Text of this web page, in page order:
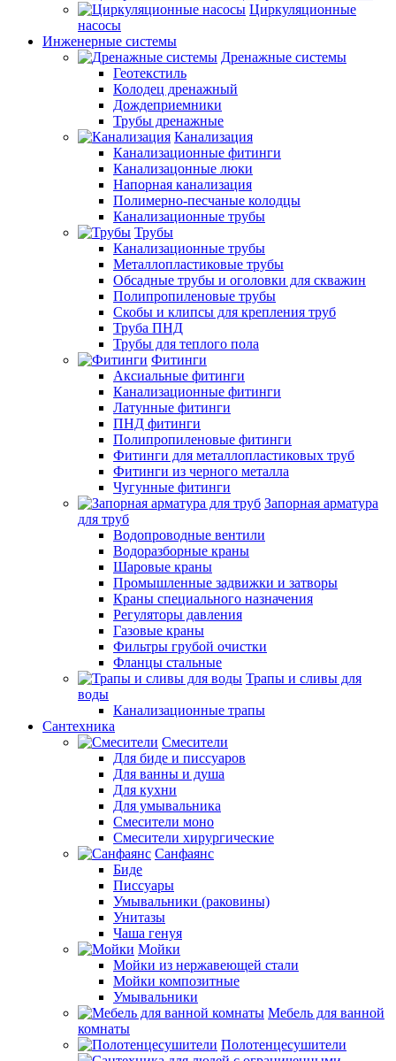
Циркуляционные
насосы
Инженерные системы
Дренажные системы
Геотекстиль
Колодец дренажный
Дождеприемники
Трубы дренажные
Канализация
Канализационные фитинги
Канализацонные люки
Напорная канализация
Полимерно-песчаные колодцы
Канализационные трубы
Трубы
Канализационные трубы
Металлопластиковые трубы
Обсадные трубы и оголовки для скважин
Полипропиленовые трубы
Скобы и клипсы для крепления труб
Труба ПНД
Трубы для теплого пола
Фитинги
Аксиальные фитинги
Канализационные фитинги
Латунные фитинги
ПНД фитинги
Полипропиленовые фитинги
Фитинги для металлопластиковых труб
Фитинги из черного металла
Чугунные фитинги
Запорная арматура
для труб
Водопроводные вентили
Водоразборные краны
Шаровые краны
Промышленные задвижки и затворы
Краны специального назначения
Регуляторы давления
Газовые краны
Фильтры грубой очистки
Фланцы стальные
Трапы и сливы для
воды
Канализационные трапы
Сантехника
Смесители
Для биде и писсуаров
Для ванны и душа
Для кухни
Для умывальника
Смесители моно
Смесители хирургические
Санфаянс
Биде
Писсуары
Умывальники (раковины)
Унитазы
Чаша генуя
Мойки
Мойки из нержавеющей стали
Мойки композитные
Умывальники
Мебель для ванной
комнаты
Полотенцесушители